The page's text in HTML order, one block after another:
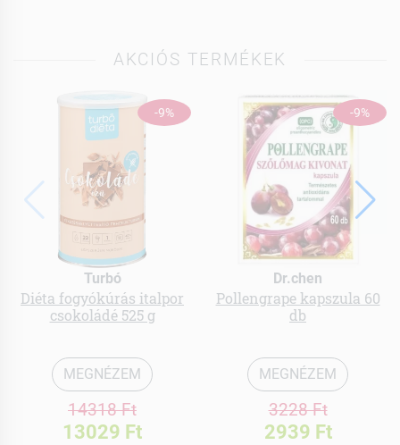
AKCIÓS TERMÉKEK
-9%
Turbó
Diéta fogyókúrás italpor
csokoládé 525 g
MEGNÉZEM
14318 Ft
13029 Ft
-9%
Dr.chen
Pollengrape kapszula 60
db
MEGNÉZEM
3228 Ft
2939 Ft